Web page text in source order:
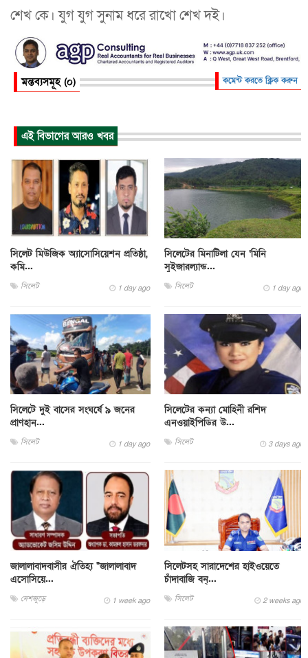
শেখ কে। যুগ যুগ সুনাম ধরে রাখো শেখ দই।
মন্তব্যসমূহ (০) কমেন্ট করতে ক্লিক করুন
এই বিভাগের আরও খবর
সিলেট মিউজিক অ্যাসোসিয়েশন প্রতিষ্ঠা,
কমি...
সিলেট 1 day ago
সিলেটের মিনাটিলা যেন ‘মিনি
সুইজারল্যান্ড...
সিলেট 1 day ago
সিলেটে দুই বাসের সংঘর্ষে ৯ জনের
প্রাণহান...
সিলেট 1 day ago
সিলেটের কন্যা মোহিনী রশিদ
এনওয়াইপিডির উ...
সিলেট 3 days ago
জালালাবাদবাসীর ঐতিহ্য "জালালাবাদ
এসোসিয়ে...
দেশজুড়ে 1 week ago
সিলেটসহ সারাদেশের হাইওয়েতে
চাঁদাবাজি বন্...
সিলেট 2 weeks ago